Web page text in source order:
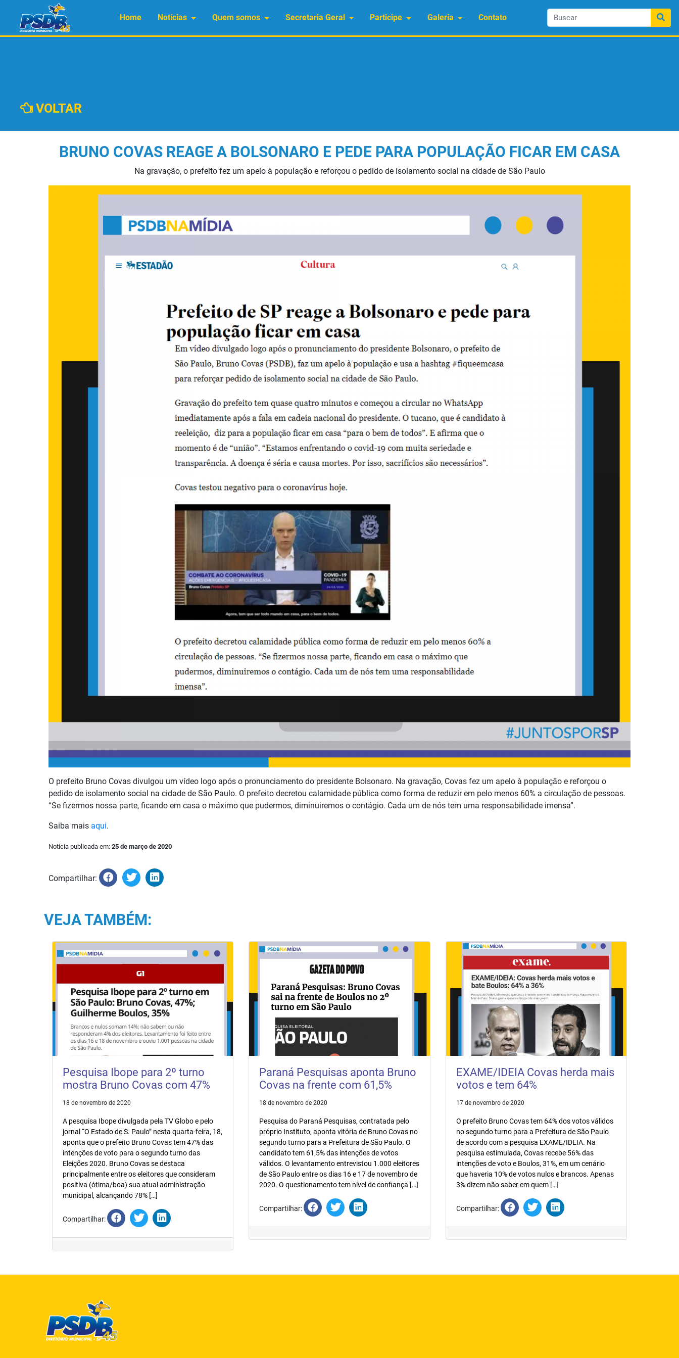
Home Notícias Quem somos Secretaria Geral Participe Galeria Contato
VOLTAR
BRUNO COVAS REAGE A BOLSONARO E PEDE PARA POPULAÇÃO FICAR EM CASA
Na gravação, o prefeito fez um apelo à população e reforçou o pedido de isolamento social na cidade de São Paulo
O prefeito Bruno Covas divulgou um vídeo logo após o pronunciamento do presidente Bolsonaro. Na gravação, Covas fez um apelo à população e reforçou o
pedido de isolamento social na cidade de São Paulo. O prefeito decretou calamidade pública como forma de reduzir em pelo menos 60% a circulação de pessoas.
“Se fizermos nossa parte, ficando em casa o máximo que pudermos, diminuiremos o contágio. Cada um de nós tem uma responsabilidade imensa”.
Saiba mais aqui.
Notícia publicada em: 25 de março de 2020
Compartilhar:
VEJA TAMBÉM:
Pesquisa Ibope para 2º turno
mostra Bruno Covas com 47%
18 de novembro de 2020
A pesquisa Ibope divulgada pela TV Globo e pelo
jornal “O Estado de S. Paulo” nesta quarta-feira, 18,
aponta que o prefeito Bruno Covas tem 47% das
intenções de voto para o segundo turno das
Eleições 2020. Bruno Covas se destaca
principalmente entre os eleitores que consideram
positiva (ótima/boa) sua atual administração
municipal, alcançando 78% […]
Compartilhar:
Paraná Pesquisas aponta Bruno
Covas na frente com 61,5%
18 de novembro de 2020
Pesquisa do Paraná Pesquisas, contratada pelo
próprio Instituto, aponta vitória de Bruno Covas no
segundo turno para a Prefeitura de São Paulo. O
candidato tem 61,5% das intenções de votos
válidos. O levantamento entrevistou 1.000 eleitores
de São Paulo entre os dias 16 e 17 de novembro de
2020. O questionamento tem nível de confiança […]
Compartilhar:
EXAME/IDEIA Covas herda mais
votos e tem 64%
17 de novembro de 2020
O prefeito Bruno Covas tem 64% dos votos válidos
no segundo turno para a Prefeitura de São Paulo
de acordo com a pesquisa EXAME/IDEIA. Na
pesquisa estimulada, Covas recebe 56% das
intenções de voto e Boulos, 31%, em um cenário
que haveria 10% de votos nulos e brancos. Apenas
3% dizem não saber em quem […]
Compartilhar: